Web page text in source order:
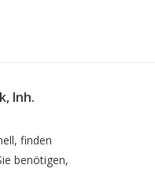
Inh.
finden
benötigen,